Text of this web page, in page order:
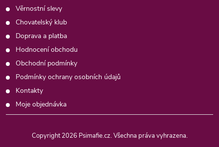
Věrnostní slevy
Chovatelský klub
Doprava a platba
Hodnocení obchodu
Obchodní podmínky
Podmínky ochrany osobních údajů
Kontakty
Moje objednávka
Copyright 2026 Psimafie.cz. Všechna práva vyhrazena.